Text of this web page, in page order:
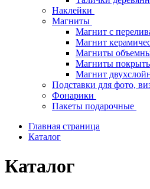
Наклейки
Магниты
Магнит с
Магнит
Магниты
Магниты
Магнит
Подставки для фото,
Фонарики
Пакеты подарочные
Главная страница
Каталог
Каталог